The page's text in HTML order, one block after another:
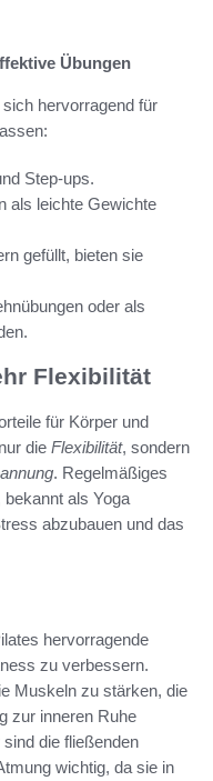
Übungen
hervorragend für
Step-ups.
als leichte Gewichte
gefüllt, bieten sie
oder als
Flexibilität
für Körper und
die Flexibilität, sondern
. Regelmäßiges
bekannt als Yoga
abzubauen und das
hervorragende
zu verbessern.
Muskeln zu stärken, die
zur inneren Ruhe
die fließenden
wichtig, da sie in